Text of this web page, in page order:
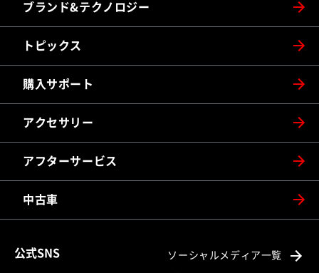
ブランド&テクノロジー
トピックス
購入サポート
アクセサリー
アフターサービス
中古車
公式SNS ソーシャルメディア一覧